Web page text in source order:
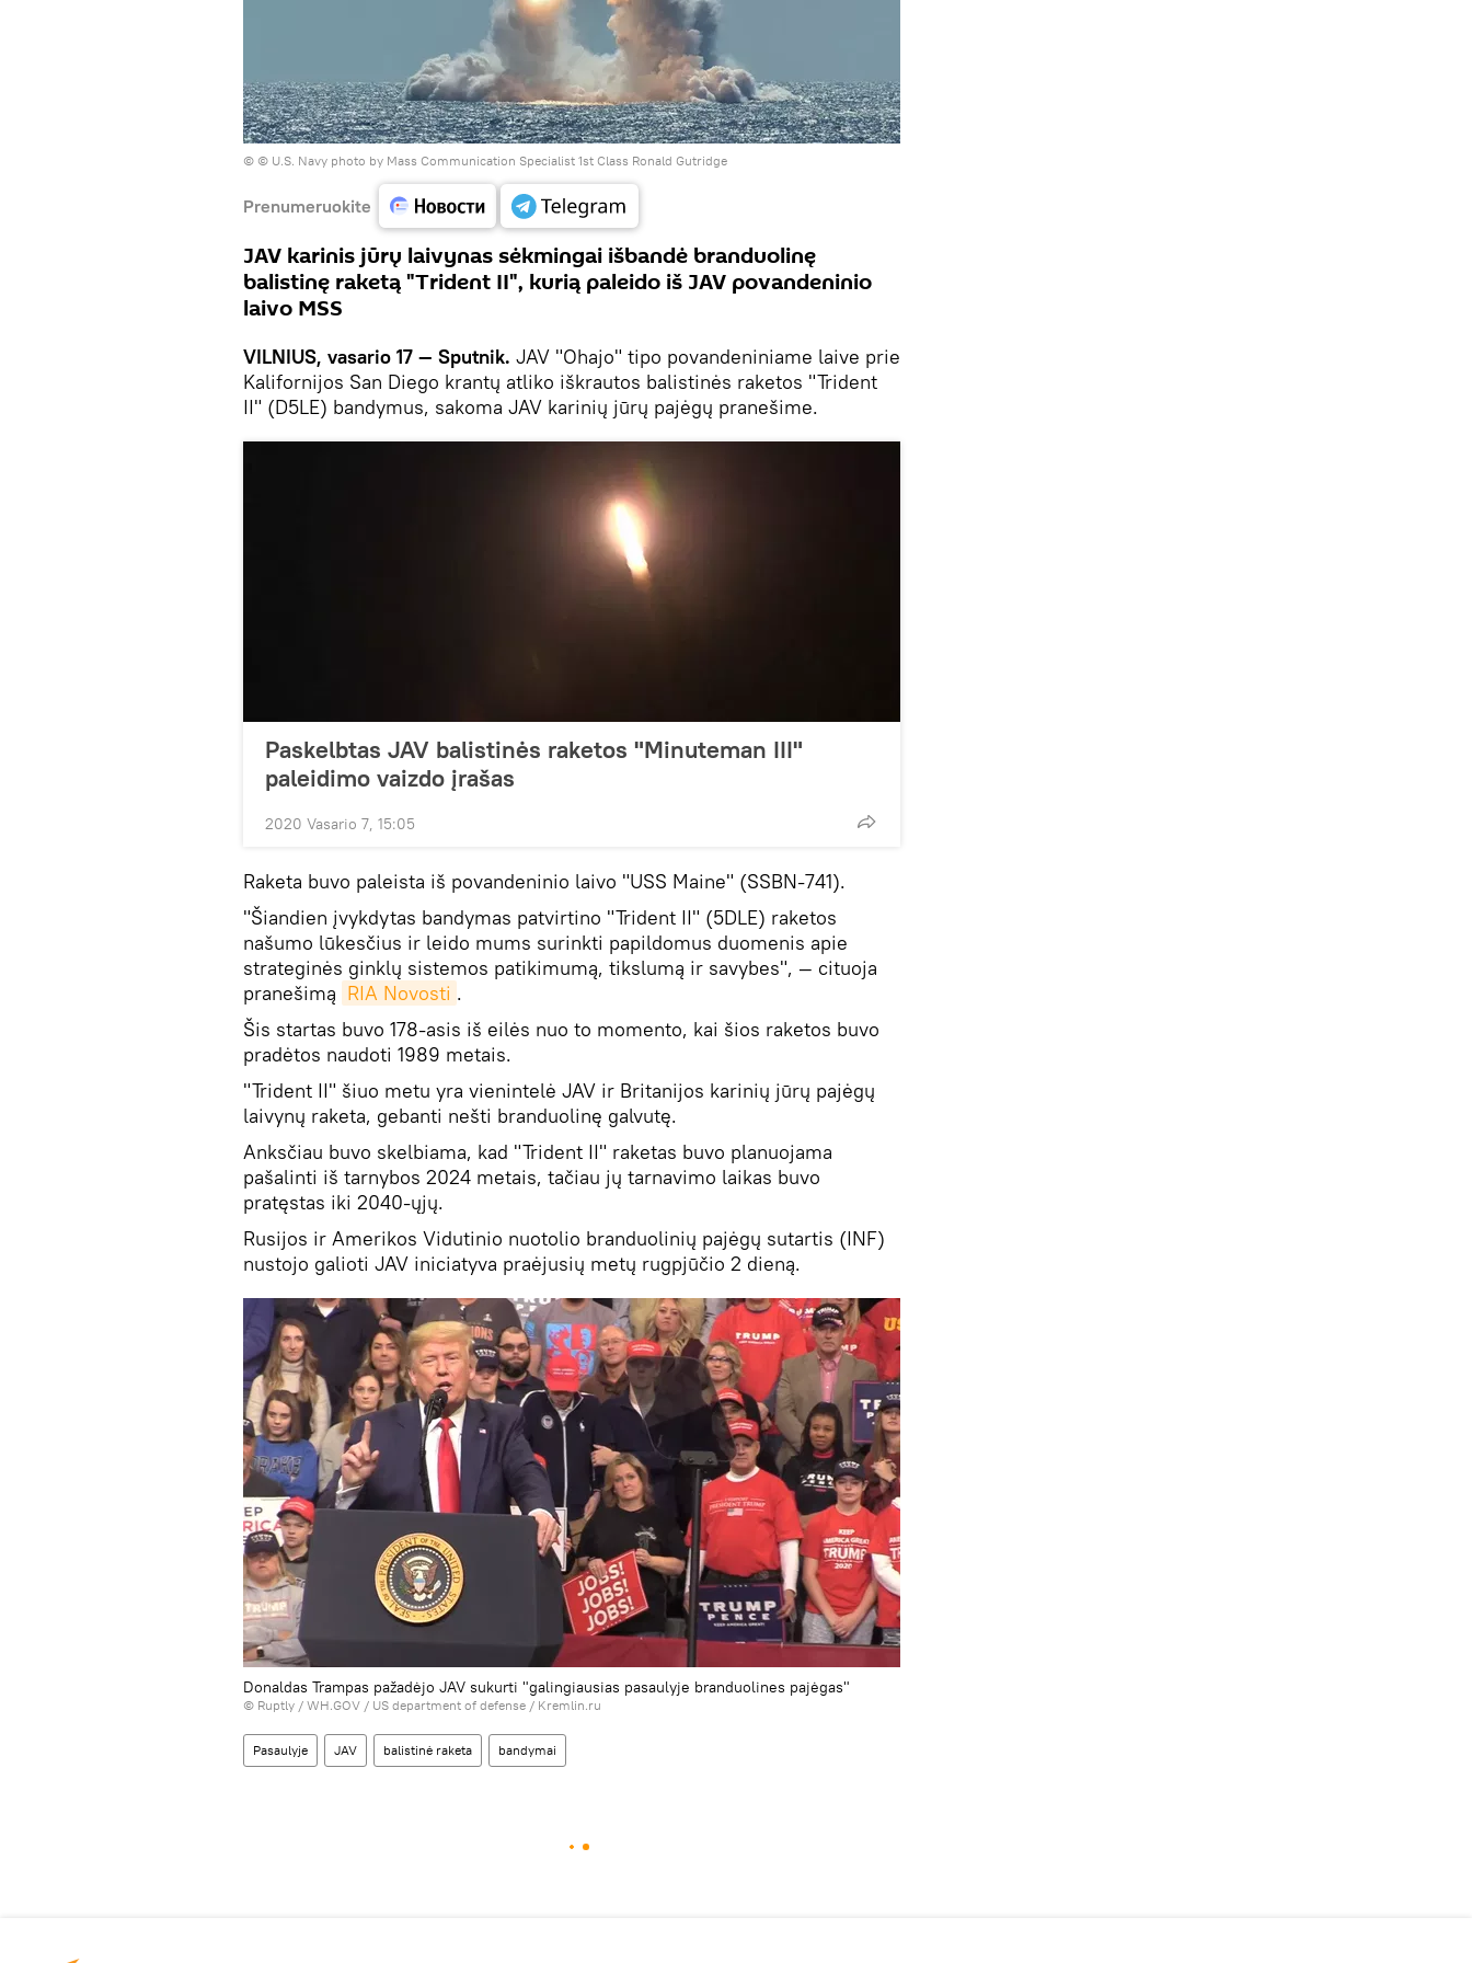
© © U.S. Navy photo by Mass Communication Specialist 1st Class Ronald Gutridge
Prenumeruokite
JAV karinis jūrų laivynas sėkmingai išbandė branduolinę
balistinę raketą "Trident II", kurią paleido iš JAV povandeninio
laivo MSS
VILNIUS, vasario 17 — Sputnik. JAV "Ohajo" tipo povandeniniame laive prie
Kalifornijos San Diego krantų atliko iškrautos balistinės raketos "Trident
II" (D5LE) bandymus, sakoma JAV karinių jūrų pajėgų pranešime.
Paskelbtas JAV balistinės raketos "Minuteman III"
paleidimo vaizdo įrašas
2020 Vasario 7, 15:05
Raketa buvo paleista iš povandeninio laivo "USS Maine" (SSBN-741).
"Šiandien įvykdytas bandymas patvirtino "Trident II" (5DLE) raketos
našumo lūkesčius ir leido mums surinkti papildomus duomenis apie
strateginės ginklų sistemos patikimumą, tikslumą ir savybes", — cituoja
pranešimą RIA Novosti .
Šis startas buvo 178-asis iš eilės nuo to momento, kai šios raketos buvo
pradėtos naudoti 1989 metais.
"Trident II" šiuo metu yra vienintelė JAV ir Britanijos karinių jūrų pajėgų
laivynų raketa, gebanti nešti branduolinę galvutę.
Anksčiau buvo skelbiama, kad "Trident II" raketas buvo planuojama
pašalinti iš tarnybos 2024 metais, tačiau jų tarnavimo laikas buvo
pratęstas iki 2040-ųjų.
Rusijos ir Amerikos Vidutinio nuotolio branduolinių pajėgų sutartis (INF)
nustojo galioti JAV iniciatyva praėjusių metų rugpjūčio 2 dieną.
Donaldas Trampas pažadėjo JAV sukurti "galingiausias pasaulyje branduolines pajėgas"
© Ruptly / WH.GOV / US department of defense / Kremlin.ru
Pasaulyje JAV balistinė raketa bandymai